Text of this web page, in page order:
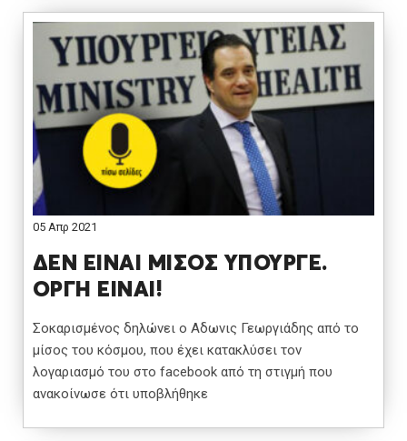
05 Απρ 2021
ΔΕΝ ΕΙΝΑΙ ΜΙΣΟΣ ΥΠΟΥΡΓΕ.
ΟΡΓΗ ΕΙΝΑΙ!
Σοκαρισμένος δηλώνει ο Αδωνις Γεωργιάδης από το
μίσος του κόσμου, που έχει κατακλύσει τον
λογαριασμό του στο facebook από τη στιγμή που
ανακοίνωσε ότι υποβλήθηκε